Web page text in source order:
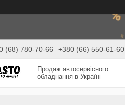
(68) 780-70-66 +380 (66) 550-61-60
Продаж автосервісного
обладнання в Україні